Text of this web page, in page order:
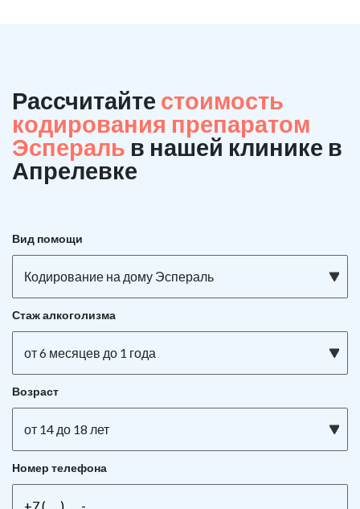
Рассчитайте стоимость
кодирования препаратом
Эспераль в нашей клинике в
Апрелевке
Вид помощи
Кодирование на дому Эспераль
Стаж алкоголизма
от 6 месяцев до 1 года
Возраст
от 14 до 18 лет
Номер телефона